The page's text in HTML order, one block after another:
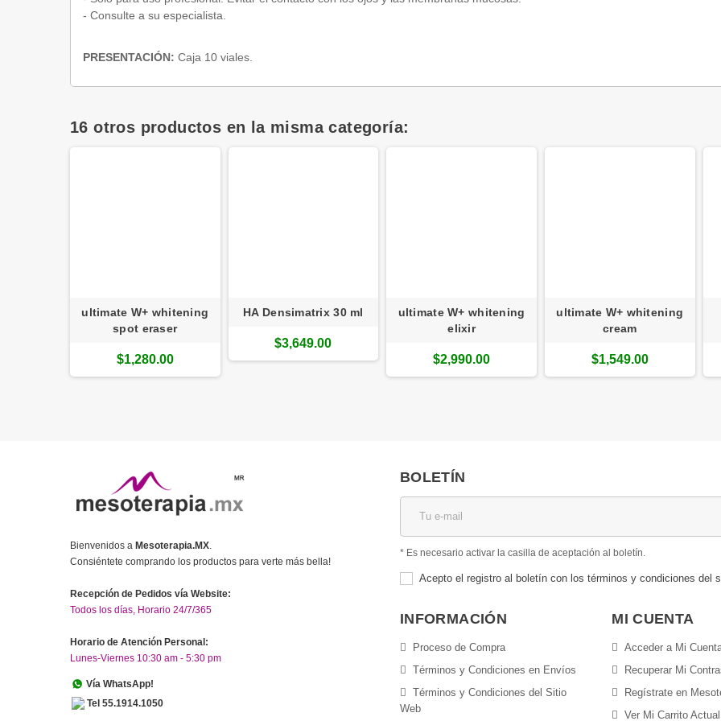
- Consulte a su especialista.
PRESENTACIÓN: Caja 10 viales.
16 otros productos en la misma categoría:
ultimate W+ whitening
spot eraser
$1,280.00
HA Densimatrix 30 ml
$3,649.00
ultimate W+ whitening
elixir
$2,990.00
ultimate W+ whitening
cream
$1,549.00
Bienvenidos a Mesoterapia.MX
Consiéntete comprando los productos para verte más bella!
Recepción de Pedidos vía Website:
Todos los días, Horario 24/7/365
Horario de Atención Personal:
Lunes-Viernes 10:30 am - 5:30 pm
Vía WhatsApp!
Tel 55.1914.1050
BOLETÍN
* Es necesario activar la casilla de aceptación al boletín.
Acepto el registro al boletín con los términos y condiciones del
INFORMACIÓN
Proceso de Compra
Términos y Condiciones en Envíos
Términos y Condiciones del Sitio
Web
MI CUENTA
Acceder a Mi
Recuperar Mi
Regístrate en
Ver Mi Carrito Actual